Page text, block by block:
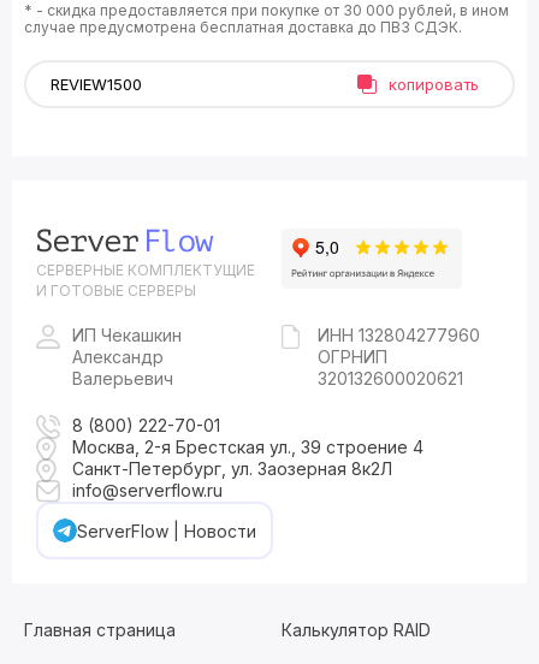
* - скидка предоставляется при покупке от 30 000 рублей, в ином
случае предусмотрена бесплатная доставка до ПВЗ СДЭК.
копировать
СЕРВЕРНЫЕ КОМПЛЕКТУЩИЕ
И ГОТОВЫЕ СЕРВЕРЫ
ИП Чекашкин
Александр
Валерьевич
ИНН 132804277960
ОГРНИП
320132600020621
8 (800) 222-70-01
Москва, 2-я Брестская ул., 39 строение 4
Санкт-Петербург, ул. Заозерная 8к2Л
info@serverflow.ru
ServerFlow | Новости
Главная страница Калькулятор RAID